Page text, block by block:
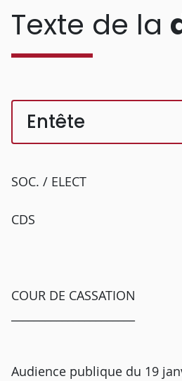
Texte de la
Entête
SOC. / ELECT
CDS
COUR DE CASSATION
Audience publique du 19